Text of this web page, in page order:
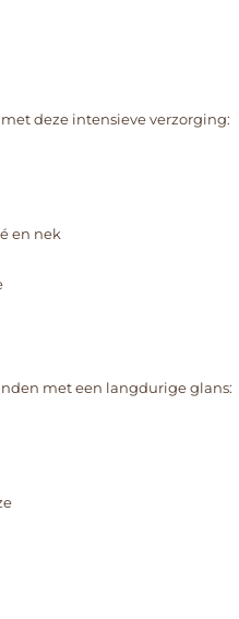
deze intensieve verzorging:
en nek
met een langdurige glans: